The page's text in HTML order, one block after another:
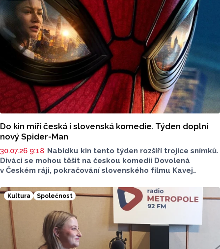
Do kin míří česká i slovenská komedie. Týden doplní
nový Spider-Man
30.07.26 9:18 Nabídku kin tento týden rozšíří trojice snímků.
Diváci se mohou těšit na českou komedii Dovolená
v Českém ráji, pokračování slovenského filmu Kavej
Filmové novinky představil Jan Tománek z olomouckého
kina Metropol v rozhovoru Lukáše Kobzy pro Radio Haná.
Kultura Společnost